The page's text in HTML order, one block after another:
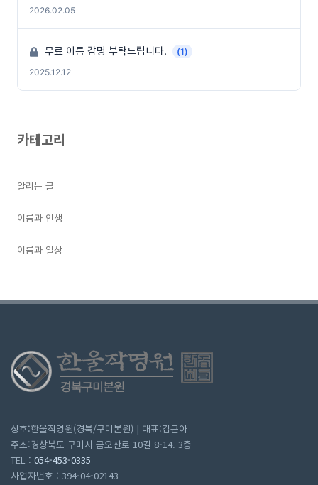
2026.02.05
무료 이름 감명 부탁드립니다.
(1)
2025.12.12
카테고리
알리는 글
이름과 인생
이름과 일상
상호:한울작명원(경북/구미본원) | 대표:김근아
주소:경상북도 구미시 금오산로 10길 8-14. 3층
TEL : 054-453-0335
사업자번호 : 394-04-02143